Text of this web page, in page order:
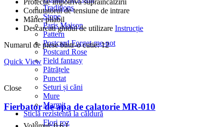
Traditions
Stone
Paris Maison
Pattern
Postcard Forget-me-not
Postcard Rose
Field fantasy
Pătrățele
Punctat
Seturi și căni
Mure
Marmit
Sticlă rezistentă la căldură
Flori roz
Comutatorul de tensiune de intrare
Mâner pliabil
Descarcati ghidul de utilizare Instrucție
Numarul de piese bintr-o cutie: 12
Quick View
Close
Fierbator de apa de calatorie MR-010